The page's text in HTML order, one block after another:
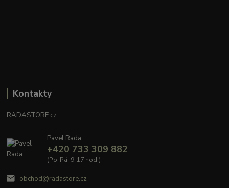
Kontakty
RADASTORE.cz
Pavel Rada
+420 733 309 882
(Po-Pá, 9-17 hod.)
obchod@radastore.cz